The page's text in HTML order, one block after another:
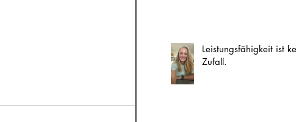
Leistungsfähigkeit ist kein
Zufall.